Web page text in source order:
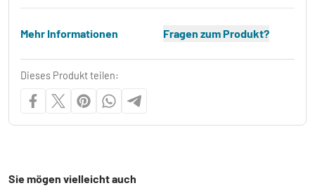
Mehr Informationen Fragen zum Produkt?
Dieses Produkt teilen:
Sie mögen vielleicht auch